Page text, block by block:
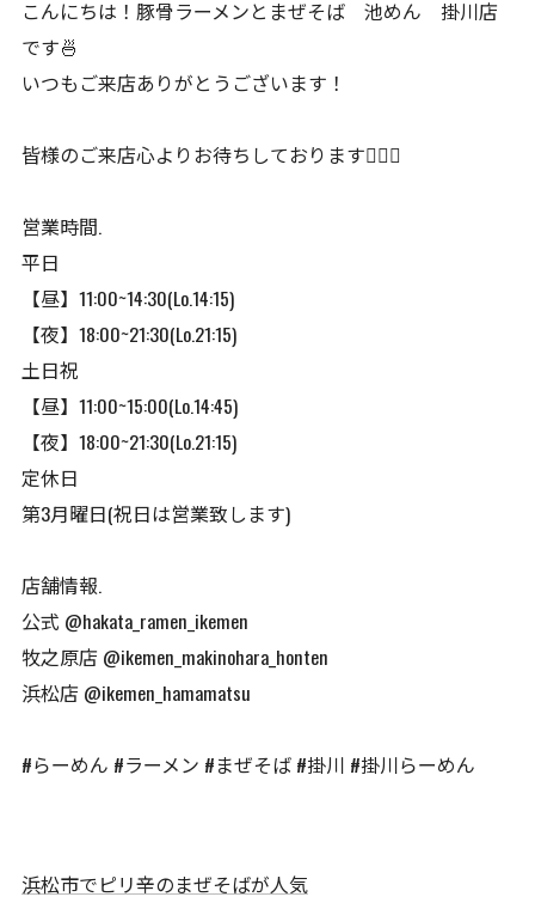
こんにちは！豚骨ラーメンとまぜそば 池めん 掛川店
です🍜
いつもご来店ありがとうございます！
皆様のご来店心よりお待ちしております🙇🏻‍♂️
営業時間.
平日
【昼】11:00~14:30(Lo.14:15)
【夜】18:00~21:30(Lo.21:15)
土日祝
【昼】11:00~15:00(Lo.14:45)
【夜】18:00~21:30(Lo.21:15)
定休日
第3月曜日(祝日は営業致します)
店舗情報.
公式 @hakata_ramen_ikemen
牧之原店 @ikemen_makinohara_honten
浜松店 @ikemen_hamamatsu
#らーめん #ラーメン #まぜそば #掛川 #掛川らーめん
浜松市でピリ辛のまぜそばが人気